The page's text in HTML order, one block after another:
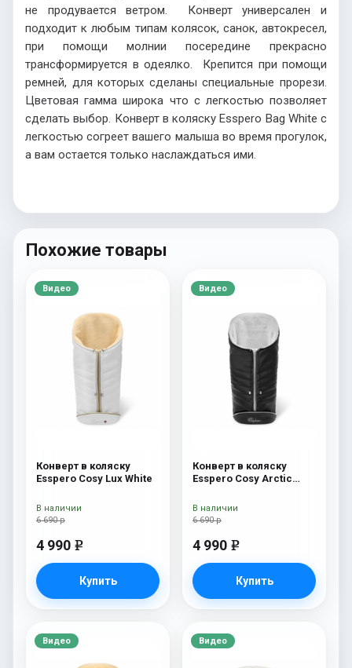
не продувается ветром. Конверт универсален и
подходит к любым типам колясок, санок, автокресел,
при помощи молнии посередине прекрасно
трансформируется в одеялко. Крепится при помощи
ремней, для которых сделаны специальные прорези.
Цветовая гамма широка что с легкостью позволяет
сделать выбор. Конверт в коляску Esspero Bag White с
легкостью согреет вашего малыша во время прогулок,
а вам остается только наслаждаться ими.
Похожие товары
Видео
Конверт в коляску
Esspero Cosy Lux White
6 690 р
4 990 e
Купить
В наличии
Видео
Конверт в коляску
Esspero Cosy Arctic
6 690 р
4 990 e
Купить
В наличии
Видео Видео